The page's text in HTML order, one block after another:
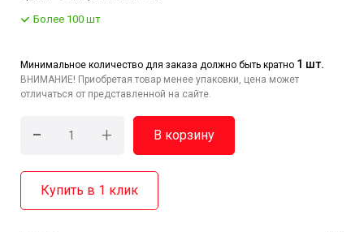
Более 100 шт
Минимальное количество для заказа должно быть кратно 1 шт.
ВНИМАНИЕ! Приобретая товар менее упаковки, цена может
отличаться от представленной на сайте.
- + В корзину
Купить в 1 клик